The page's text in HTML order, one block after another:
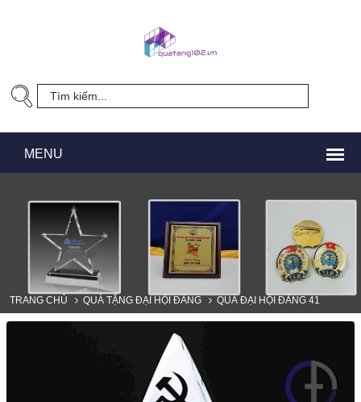
TRANG CHỦ QUÀ TẶNG ĐẠI HỘI ĐẢNG QUÀ ĐẠI HỘI ĐẢNG 41